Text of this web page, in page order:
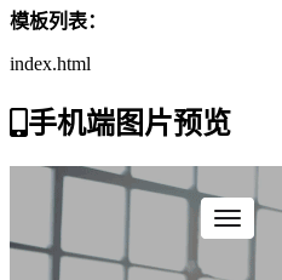
模板列表：
index.html
手机端图片预览